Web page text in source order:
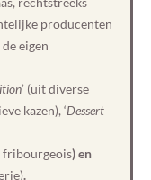
producenten
eigen
’ (uit diverse
kazen), ‘Dessert
fribourgeois) en
.